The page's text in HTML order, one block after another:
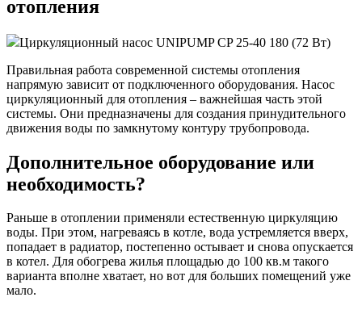
отопления
Циркуляционный насос UNIPUMP CP 25-40 180 (72 Вт)
Правильная работа современной системы отопления
напрямую зависит от подключенного оборудования. Насос
циркуляционный для отопления – важнейшая часть этой
системы. Они предназначены для создания принудительного
движения воды по замкнутому контуру трубопровода.
Дополнительное оборудование или
необходимость?
Раньше в отоплении применяли естественную циркуляцию
воды. При этом, нагреваясь в котле, вода устремляется вверх,
попадает в радиатор, постепенно остывает и снова опускается
в котел. Для обогрева жилья площадью до 100 кв.м такого
варианта вполне хватает, но вот для больших помещений уже
мало.